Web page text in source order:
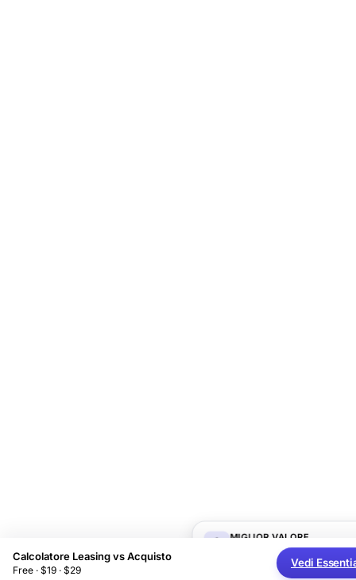
MIGLIOR VALORE
Pacchetto Completo di
Pianificazione Finanziaria
Calcolatore Leasing vs Acquisto
Free · $19 · $29
Vedi